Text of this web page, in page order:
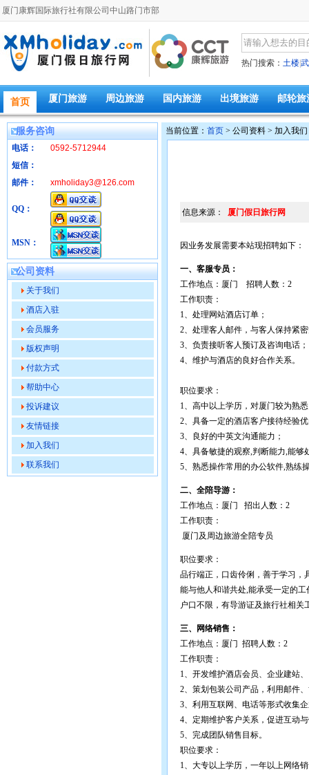
厦门康辉国际旅行社有限公司中山路门市部
热门搜索： 土楼
首页 厦门旅游 周边旅游 国内旅游 出境旅游 邮轮旅
服务咨询
电话：
0592-5712944
短信：
邮件：
xmholiday3@126.com
QQ：
MSN：
公司资料
关于我们
酒店入驻
会员服务
版权声明
付款方式
帮助中心
投诉建议
友情链接
加入我们
联系我们
当前位置： 首页 > 公司资料 > 加入我们
信息来源： 厦门假日旅行网
因业务发展需要本站现招聘如下：
一、客服专员：
工作地点：厦门 招聘人数：2
工作职责：
1、处理网站酒店订单；
2、处理客人邮件，与客人保持紧
3、负责接听客人预订及咨询电话；
4、维护与酒店的良好合作关系。
职位要求：
1、高中以上学历，对厦门较为熟
2、具备一定的酒店客户接待经验
3、良好的中英文沟通能力；
4、具备敏捷的观察,判断能力,能够
5、熟悉操作常用的办公软件,熟练
二、全陪导游：
工作地点：厦门 招出人数：2
工作职责：
厦门及周边旅游全陪专员
职位要求：
品行端正，口齿伶俐，善于学习，
能与他人和谐共处,能承受一定的
户口不限，有导游证及旅行社相关
三、网络销售：
工作地点：厦门 招聘人数：2
工作职责：
1、开发维护酒店会员、企业建站
2、策划包装公司产品，利用邮件
3、利用互联网、电话等形式收集
4、定期维护客户关系，促进互动
5、完成团队销售目标。
职位要求：
1、大专以上学历，一年以上网络